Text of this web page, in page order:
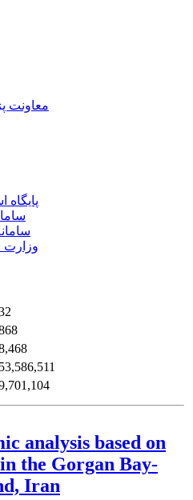
معاونت
وزارت
53,586,511
analysis based on
the Gorgan Bay-
Iran